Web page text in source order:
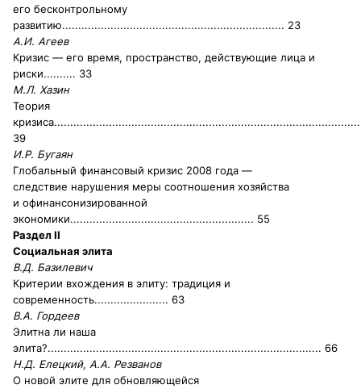
его бесконтрольному
развитию..................................................................... 23
А.И. Агеев
Кризис — его время, пространство, действующие лица и
риски.......... 33
М.Л. Хазин
Теория
кризиса
39
И.Р. Бугаян
Глобальный финансовый кризис 2008 года —
следствие нарушения меры соотношения хозяйства
и офинансонизированной
экономики......................................................... 55
Раздел II
Социальная элита
В.Д. Базилевич
Критерии вхождения в элиту: традиция и
современность....................... 63
В.А. Гордеев
Элитна ли наша
элита?..................................................................................... 66
Н.Д. Елецкий, А.А. Резванов
О новой элите для обновляющейся